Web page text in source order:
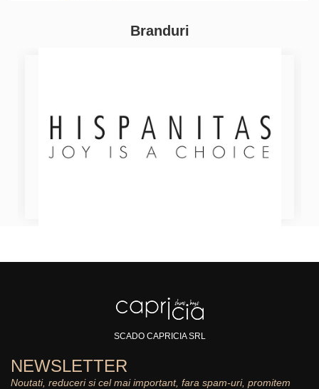
Branduri
SCADO CAPRICIA SRL
NEWSLETTER
Noutati, reduceri si cel mai important, fara spam-uri, promitem